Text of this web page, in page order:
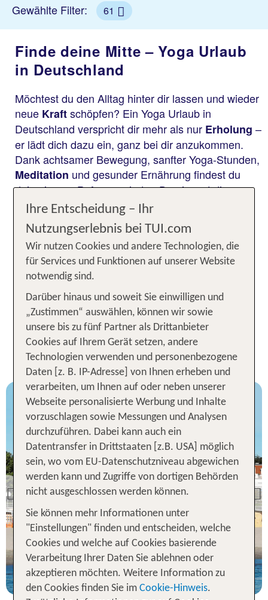
Gewählte Filter: 61
Finde deine Mitte – Yoga Urlaub
in Deutschland
Möchtest du den Alltag hinter dir lassen und wieder
neue Kraftschöpfen? Ein Yoga Urlaub in
Deutschland verspricht dir mehr als nur Erholung –
er lädt dich dazu ein, ganz bei dir anzukommen.
Dank achtsamer Bewegung, sanfter Yoga-Stunden,
Meditation und gesunder Ernährung findest du
deine innereBalancewieder: Du nimmst dir
bewusst Zeit für dich, erlebst Ruhe,
kleine Pausen vom digitalen Leben. Ob in
Travemünde an der Ostsee oder auf Sylt, in der
Rhön oder im Allgäu – einYoga Urlaub in
Deutschlandschenkt dir Raum für echte
Entschleunigung und ein neues Körpergefühl.
Entdecke mit TUI deine Oase derEntspannung
und stelle dich selbst wieder in den Mittelpunkt.
Unsere TOP 6 Yogahotel
Empfehlungen in Deutschland
Previous
Ostsee -
Travemünde
ATLANTIC Grand Hotel
TravemÃ¼nde
79 % Weiterempfehlung
1 Nacht, Ü, XX
p.P. ab 53 €
Ihre Entscheidung – Ihr
Nutzungserlebnis bei TUI.com
Wir nutzen Cookies und andere Technologien, die
für Services und Funktionen auf unserer Website
notwendig sind.
Darüber hinaus und soweit Sie einwilligen und
„Zustimmen“ auswählen, können wir sowie
unsere bis zu fünf Partner als Drittanbieter
Cookies auf Ihrem Gerät setzen, andere
Technologien verwenden und personenbezogene
Daten [z. B. IP-Adresse] von Ihnen erheben und
verarbeiten, um Ihnen auf oder neben unserer
Webseite personalisierte Werbung und Inhalte
vorzuschlagen sowie Messungen und Analysen
durchzuführen. Dabei kann auch ein
Datentransfer in Drittstaaten [z.B. USA] möglich
sein, wo vom EU-Datenschutzniveau abgewichen
werden kann und Zugriffe von dortigen Behörden
nicht ausgeschlossen werden können.
Sie können mehr Informationen unter
"Einstellungen" finden und entscheiden, welche
Cookies und welche auf Cookies basierende
Verarbeitung Ihrer Daten Sie ablehnen oder
akzeptieren möchten. Weitere Information zu
den Cookies finden Sie im Cookie-Hinweis.